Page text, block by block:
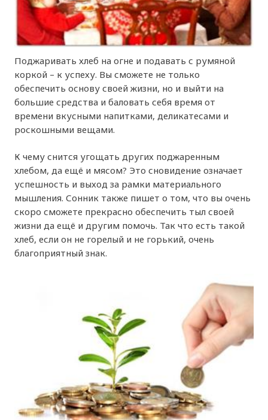
Поджаривать хлеб на огне и подавать с румяной
коркой – к успеху. Вы сможете не только
обеспечить основу своей жизни, но и выйти на
большие средства и баловать себя время от
времени вкусными напитками, деликатесами и
роскошными вещами.
К чему снится угощать других поджаренным
хлебом, да ещё и мясом? Это сновидение означает
успешность и выход за рамки материального
мышления. Сонник также пишет о том, что вы очень
скоро сможете прекрасно обеспечить тыл своей
жизни да ещё и другим помочь. Так что есть такой
хлеб, если он не горелый и не горький, очень
благоприятный знак.